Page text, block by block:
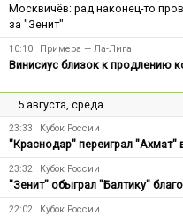
Москвичёв: рад наконец-то
за "Зенит"
10:10 Примера — Ла-Лига
Винисиус близок к продлению
5 августа, среда
23:33 Кубок России
"Краснодар" переиграл "Ахмат"
23:32 Кубок России
"Зенит" обыграл "Балтику"
22:02 Кубок России